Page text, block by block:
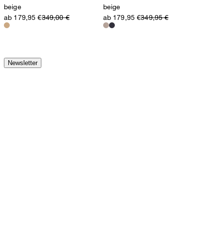
beige
ab 179,95 €349,00 €
beige
ab 179,95 €349,95 €
Newsletter